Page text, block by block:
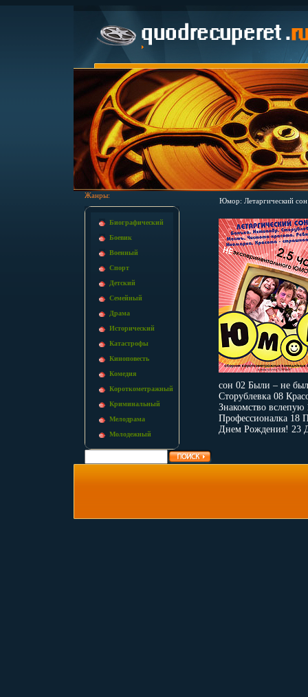
Жанры:
Биографический
Боевик
Военный
Спорт
Детский
Семейный
Драма
Исторический
Катастрофы
Киноповесть
Комедия
Короткометражный
Криминальный
Мелодрама
Молодежный
Юмор: Летаргический
сон 02 Были – не
Сторублевка 08
Знакомство
Профессионалка 18
Днем Рождения! 23